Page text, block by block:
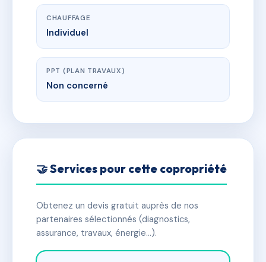
CHAUFFAGE
Individuel
PPT (PLAN TRAVAUX)
Non concerné
🤝 Services pour cette copropriété
Obtenez un devis gratuit auprès de nos
partenaires sélectionnés (diagnostics,
assurance, travaux, énergie…).